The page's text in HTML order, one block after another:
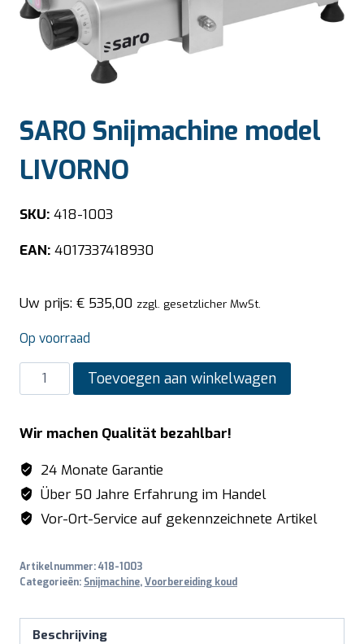
SARO Snijmachine model
LIVORNO
SKU: 418-1003
EAN: 4017337418930
Uw prijs: € 535,00 zzgl. gesetzlicher MwSt.
Op voorraad
SARO
Snijmachine
LIVORNO
aantal
Toevoegen aan winkelwagen
Wir machen Qualität bezahlbar!
24 Monate Garantie
Über 50 Jahre Erfahrung im Handel
Vor-Ort-Service auf gekennzeichnete Artikel
Artikelnummer:418-1003
Categorieën: Snijmachine,Voorbereiding koud
Beschrijving